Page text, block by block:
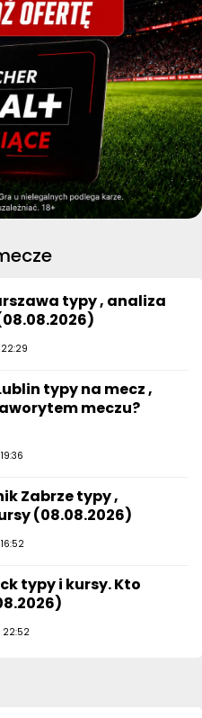
typy , analiza
22:29
typy na mecz ,
meczu?
Zabrze typy ,
(08.08.2026)
typy i kursy. Kto
22:52